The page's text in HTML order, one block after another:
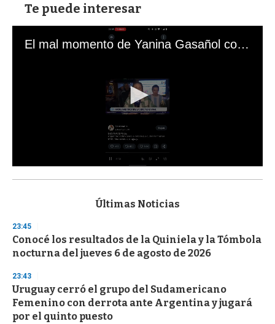
Te puede interesar
El mal momento de Yanina Gasañol con un hincha argentino en "Subrayado"
s
d
s
o
f
3
s
e
c
o
Últimas Noticias
23:45
Conocé los resultados de la Quiniela y la Tómbola
nocturna del jueves 6 de agosto de 2026
23:43
Uruguay cerró el grupo del Sudamericano
Femenino con derrota ante Argentina y jugará
por el quinto puesto